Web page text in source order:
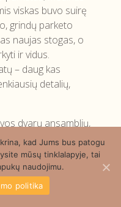
viskas buvo suirę
grindų parketo
naujas stogas, o
ir vidus.
– daug kas
detalių,
dvarų ansamblių,
medžiais ir šlaito
sudaro
oranžerija,
kad Jums bus patogu
mūsų tinklalapyje, tai
naudojimu.
politika